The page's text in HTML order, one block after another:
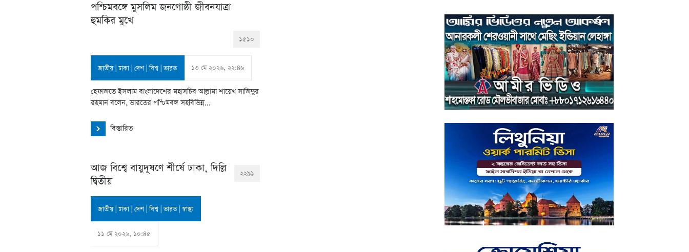
পশ্চিমবঙ্গে মুসলিম জনগোষ্ঠী জীবনযাত্রা
হুমকির মুখে
১৫১০
জাতীয়|ঢাকা| দেশ|বিশ্ব|ভারত ১৩ মে ২০২৬, ২২:৪৬
হেফাজতে ইসলাম বাংলাদেশের মহাসচিব আল্লামা শায়েখ সাজিদুর
রহমান বলেন, ভারতের পশ্চিমবঙ্গ সহবিভিন্ন...
বিস্তারিত
আজ বিশ্বে বায়ুদূষণে শীর্ষে ঢাকা, দিল্লি
দ্বিতীয়
২২৯১
জাতীয়|ঢাকা| দেশ|বিশ্ব|ভারত| স্বাস্থ্য
১১ মে ২০২৬, ১০:৪৫